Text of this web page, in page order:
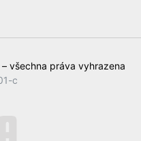
– všechna práva vyhrazena
c